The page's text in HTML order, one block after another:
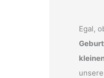
Egal,